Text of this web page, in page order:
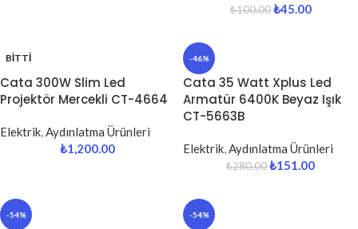
₺100.00 ₺45.00
BITTI
Cata 300W Slim Led
Projektör Mercekli CT-4664
Elektrik Aydınlatma Ürünleri
₺1,200.00
-46%
Cata 35 Watt Xplus Led
Armatür 6400K Beyaz Işık
CT-5663B
Elektrik Aydınlatma Ürünleri
₺280.00₺151.00
-54% -54%